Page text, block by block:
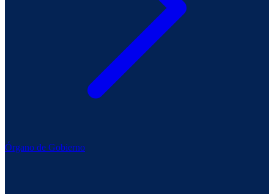
Órgano de Gobierno